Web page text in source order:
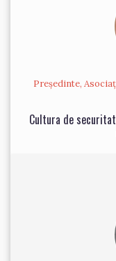
Președinte,
Cultura de